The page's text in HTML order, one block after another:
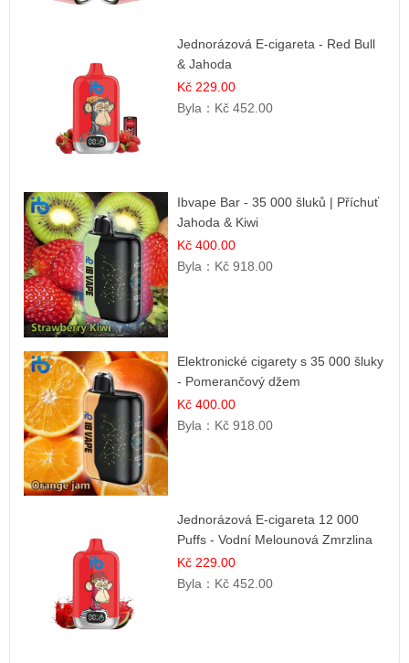
Jednorázová E-cigareta - Red Bull
& Jahoda
Kč 229.00
Byla： Kč 452.00
Ibvape Bar - 35 000 šluků | Příchuť
Jahoda & Kiwi
Kč 400.00
Byla： Kč 918.00
Elektronické cigarety s 35 000 šluky
- Pomerančový džem
Kč 400.00
Byla： Kč 918.00
Jednorázová E-cigareta 12 000
Puffs - Vodní Melounová Zmrzlina
Kč 229.00
Byla： Kč 452.00